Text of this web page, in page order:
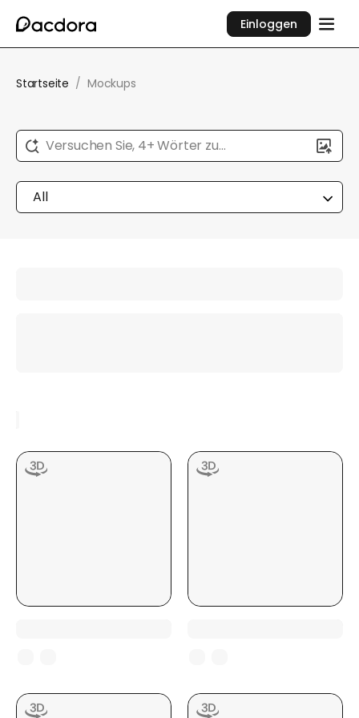
Einloggen
Startseite / Mockups
Versuchen Sie, 4+ Wörter zu
beschreiben...
All